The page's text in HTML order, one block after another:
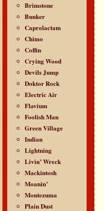
Brimstone
Bunker
Caprolactam
Chimo
Coffin
Crying Wood
Devils Jump
Doktor Rock
Electric Air
Flavium
Foolish Man
Green Village
Indian
Lightning
Livin’ Wreck
Mackintosh
Moanin’
Montezuma
Plain Dust